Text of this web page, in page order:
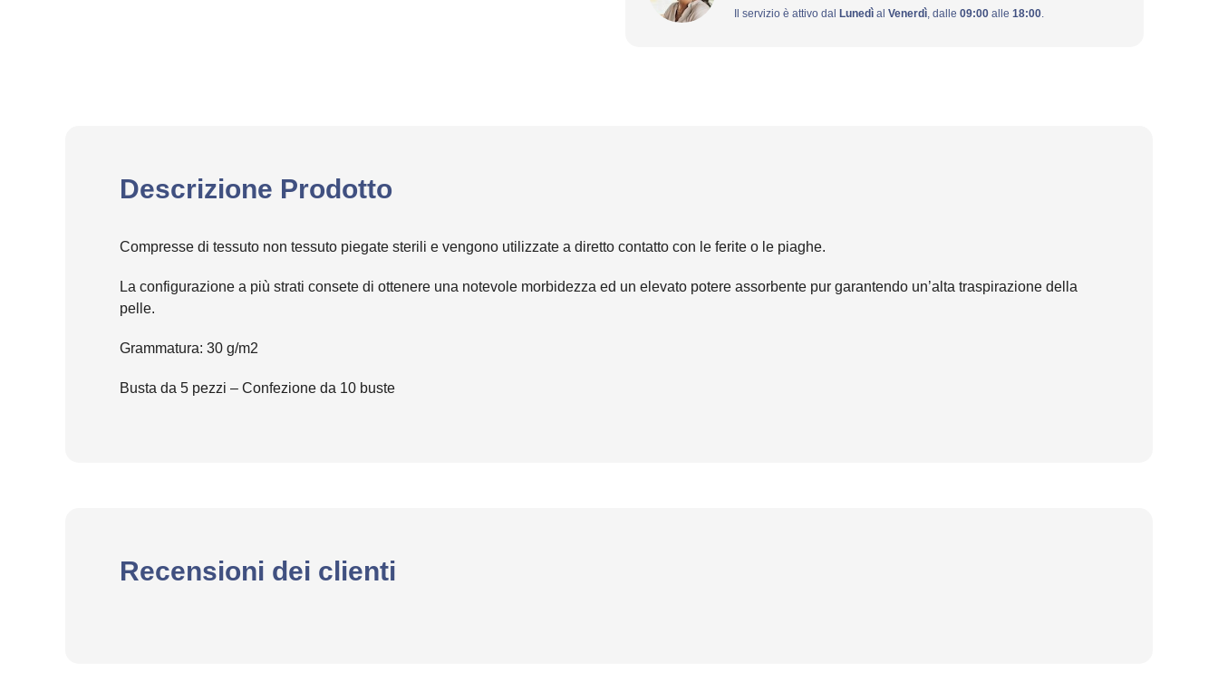
Il servizio è attivo dal Lunedìal Venerdì, dalle 09:00alle 18:00.
Descrizione Prodotto
Compresse di tessuto non tessuto piegate sterili e vengono utilizzate a diretto contatto con le ferite o le piaghe.
La configurazione a più strati consete di ottenere una notevole morbidezza ed un elevato potere assorbente pur garantendo un’alta traspirazione della
pelle.
Grammatura: 30 g/m2
Busta da 5 pezzi – Confezione da 10 buste
Recensioni dei clienti